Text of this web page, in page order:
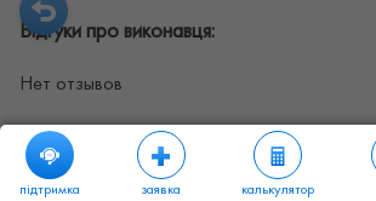
Відгуки про виконавця:
Нет отзывов
підтримка заявка калькулятор